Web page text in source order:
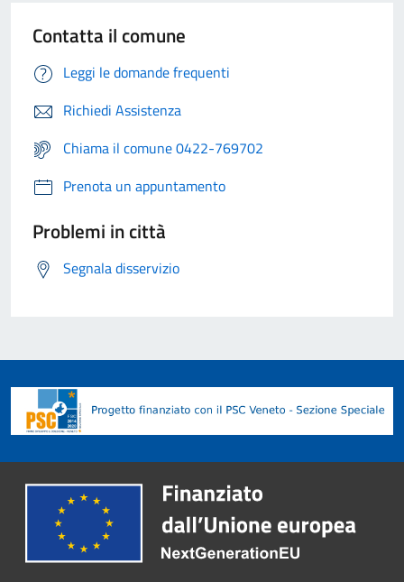
Contatta il comune
Leggi le domande frequenti
Richiedi Assistenza
Chiama il comune 0422-769702
Prenota un appuntamento
Problemi in città
Segnala disservizio